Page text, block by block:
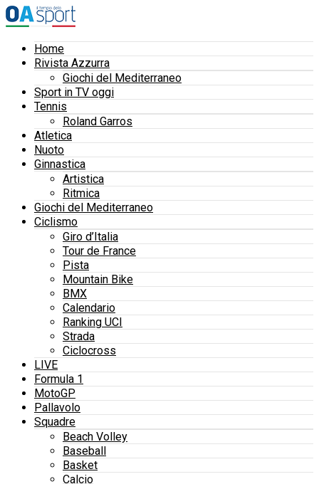
Home
Rivista Azzurra
Giochi del Mediterraneo
Sport in TV oggi
Tennis
Roland Garros
Atletica
Nuoto
Ginnastica
Artistica
Ritmica
Giochi del Mediterraneo
Ciclismo
Giro d’Italia
Tour de France
Pista
Mountain Bike
BMX
Calendario
Ranking UCI
Strada
Ciclocross
LIVE
Formula 1
MotoGP
Pallavolo
Squadre
Beach Volley
Baseball
Basket
Calcio